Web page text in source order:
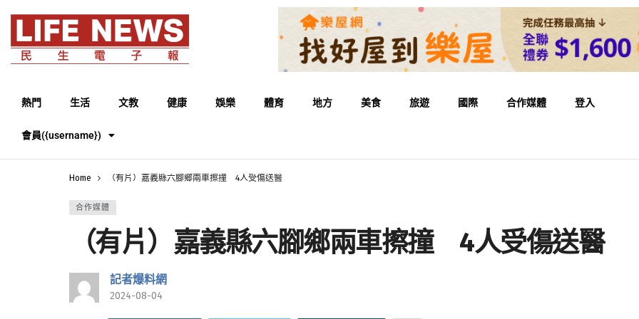
熱門 生活 文教 健康 娛樂 體育 地方 美食 旅遊 國際 合作媒體 登入
會員({username})
Home （有片）嘉義縣六腳鄉兩車擦撞 4人受傷送醫
合作媒體
（有片）嘉義縣六腳鄉兩車擦撞 4人受傷送醫
記者爆料網
2024-08-04